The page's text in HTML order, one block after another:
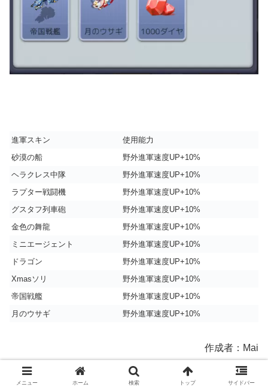
進軍スキン
使用能力
砂漠の船
野外進軍速度UP+10%
ヘラクレス中隊
野外進軍速度UP+10%
ラプター戦闘機
野外進軍速度UP+10%
グスタフ列車砲
野外進軍速度UP+10%
金色の舞龍
野外進軍速度UP+10%
ミニエージェント
野外進軍速度UP+10%
ドラゴン
野外進軍速度UP+10%
Xmasソリ
野外進軍速度UP+10%
帝国戦艦
野外進軍速度UP+10%
月のウサギ
野外進軍速度UP+10%
作成者：Mai
メニュー ホーム 検索 トップ サイドバー